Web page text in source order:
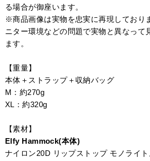
る場合が御座います。
※商品画像は実物を忠実に再現しており
ニター環境などの問題で実物と異なって
ます。
【重量】
本体＋ストラップ＋収納バッグ
M：約270g
XL：約320g
【素材】
Elfy Hammock(本体)
ナイロン20D リップストップ モノライト